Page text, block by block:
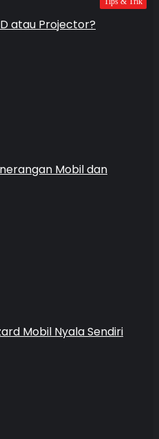
atau Projector?
Mobil dan
Mobil Nyala Sendiri